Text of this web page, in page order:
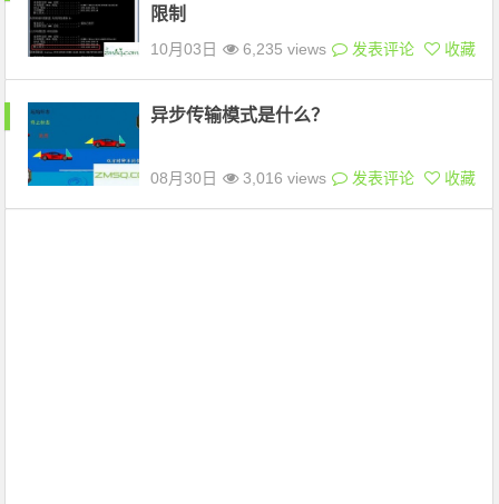
限制
10月03日 6,235 views 发表评论 收藏
异步传输模式是什么？
08月30日 3,016 views 发表评论 收藏